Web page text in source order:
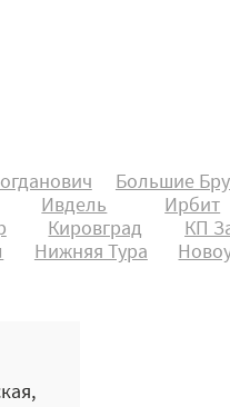
Большие
Ивдель Ирбит
Кировград
КП
Нижняя Тура